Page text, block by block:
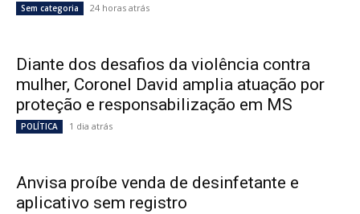
Sem categoria 24 horas atrás
Diante dos desafios da violência contra
mulher, Coronel David amplia atuação por
proteção e responsabilização em MS
POLÍTICA 1 dia atrás
Anvisa proíbe venda de desinfetante e
aplicativo sem registro